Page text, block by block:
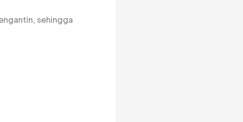
sehingga